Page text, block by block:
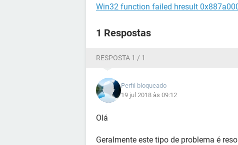
Win32 function failed hresult
1 Respostas
RESPOSTA 1 / 1
Perfil bloqueado
19 jul 2018 às 09:12
Olá
Geralmente este tipo de problema é